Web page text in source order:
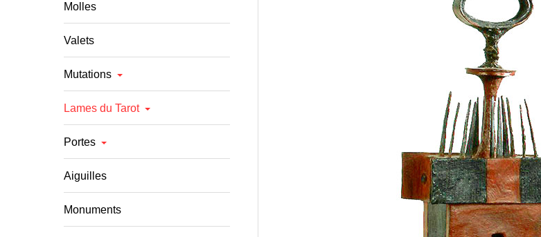
Molles
Valets
Mutations
Lames du Tarot
Portes
Aiguilles
Monuments